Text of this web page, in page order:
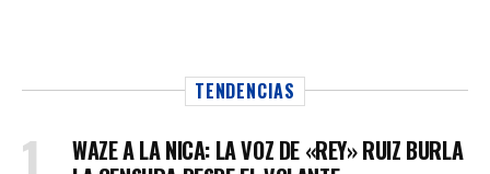
TENDENCIAS
WAZE A LA NICA: LA VOZ DE «REY» RUIZ BURLA